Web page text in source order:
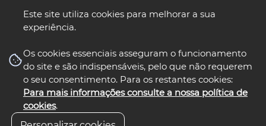
Este site utiliza cookies para melhorar a sua
experiência.
Os cookies essenciais asseguram o funcionamento
do site e são indispensáveis, pelo que não requerem
o seu consentimento. Para os restantes cookies:
Para mais informações consulte a nossa política de
cookies.
nos select language